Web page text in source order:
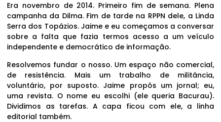
Era novembro de 2014. Primeiro fim de semana. Plena
campanha da Dilma. Fim de tarde na RPPN dele, a Linda
Serra dos Topázios. Jaime e eu começamos a conversar
sobre a falta que fazia termos acesso a um veículo
independente e democrático de informação.
Resolvemos fundar o nosso. Um espaço não comercial,
de resistência. Mais um trabalho de militância,
voluntário, por suposto. Jaime propôs um jornal; eu,
uma revista. O nome eu escolhi (ele queria Bacurau).
Dividimos as tarefas. A capa ficou com ele, a linha
editorial também.